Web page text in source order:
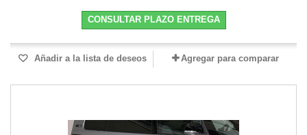
CONSULTAR PLAZO ENTREGA
Añadir a la lista de deseos Agregar para comparar